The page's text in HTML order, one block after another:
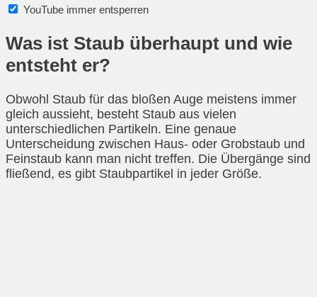
YouTube immer entsperren
Was ist Staub überhaupt und wie
entsteht er?
Obwohl Staub für das bloßen Auge meistens immer
gleich aussieht, besteht Staub aus vielen
unterschiedlichen Partikeln. Eine genaue
Unterscheidung zwischen Haus- oder Grobstaub und
Feinstaub kann man nicht treffen. Die Übergänge sind
fließend, es gibt Staubpartikel in jeder Größe.